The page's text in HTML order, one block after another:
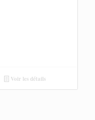
Voir les détails